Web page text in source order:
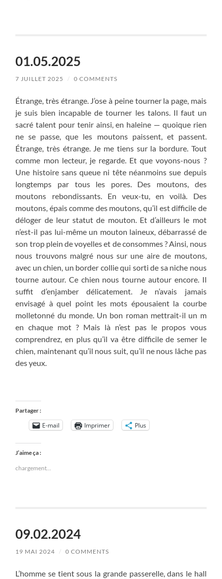
01.05.2025
7 JUILLET 2025 / 0 COMMENTS
Étrange, très étrange. J’ose à peine tourner la page, mais
je suis bien incapable de tourner les talons. Il faut un
sacré talent pour tenir ainsi, en haleine — quoique rien
ne se passe, que les moutons paissent, et passent.
Étrange, très étrange. Je me tiens sur la bordure. Tout
comme mon lecteur, je regarde. Et que voyons-nous ?
Une histoire sans queue ni tête néanmoins sue depuis
longtemps par tous les pores. Des moutons, des
moutons rebondissants. En veux-tu, en voilà. Des
moutons, épais comme des moutons, qu’il est difficile de
déloger de leur statut de mouton. Et d’ailleurs le mot
n’est-il pas lui-même un mouton laineux, débarrassé de
son trop plein de voyelles et de consommes ? Ainsi, nous
nous trouvons malgré nous sur une aire de moutons,
avec un chien, un border collie qui sorti de sa niche nous
tourne autour. Ce chien nous tourne autour encore. Il
suffit d’enjamber délicatement. Je n’avais jamais
envisagé à quel point les mots épousaient la courbe
molletonné du monde. Un bon roman mettrait-il un m
en chaque mot ? Mais là n’est pas le propos vous
comprendrez, en plus qu’il va être difficile de semer le
chien, maintenant qu’il nous suit, qu’il ne nous lâche pas
des yeux.
Partager :
E-mail Imprimer Plus
J’aime ça :
chargement…
09.02.2024
19 MAI 2024 / 0 COMMENTS
L’homme se tient sous la grande passerelle, dans le hall